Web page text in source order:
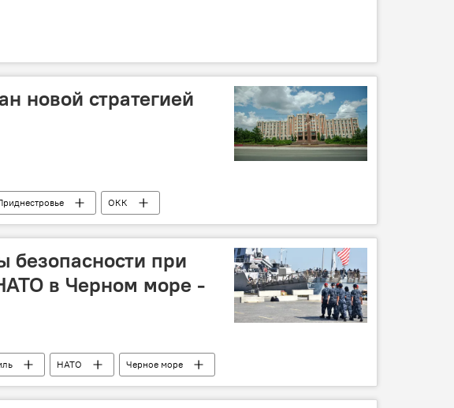
новой стратегией
ОКК
безопасности при
в Черном море -
НАТО
Черное море